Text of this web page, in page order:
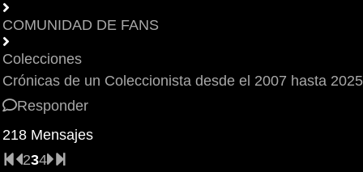
COMUNIDAD DE FANS
Colecciones
Crónicas de un Coleccionista desde el 2007 hasta 2025
Responder
218 Mensajes
234